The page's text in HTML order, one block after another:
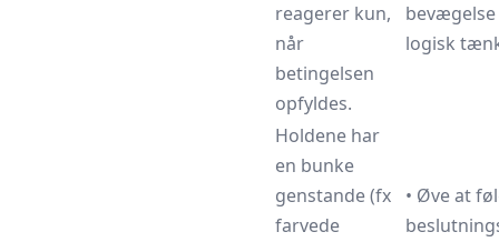
reagerer kun,
når
betingelsen
opfyldes.
logisk
Holdene har
en bunke
genstande (fx
farvede
• Øve at